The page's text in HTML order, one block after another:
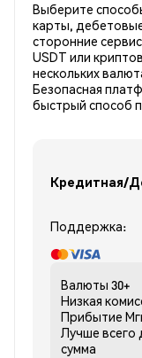
Выберите
карты,
сторонние
USDT или
нескольких
Безопасная
быстрый способ
Кредитная/
Поддержка:
Валюты 30+
Низкая
Прибытие
Лучше всего
сумма